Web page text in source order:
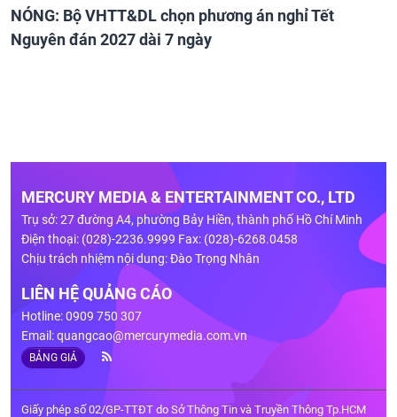
NÓNG: Bộ VHTT&DL chọn phương án nghỉ Tết
Nguyên đán 2027 dài 7 ngày
MERCURY MEDIA & ENTERTAINMENT CO., LTD
Trụ sở: 27 đường A4, phường Bảy Hiền, thành phố Hồ Chí Minh
Điện thoại: (028)-2236.9999 Fax: (028)-6268.0458
Chịu trách nhiệm nội dung: Đào Trọng Nhân
LIÊN HỆ QUẢNG CÁO
Hotline: 0909 750 307
Email:quangcao@mercurymedia.com.vn
BẢNG GIÁ
Giấy phép số 02/GP-TTĐT do Sở Thông Tin và Truyền Thông Tp.HCM